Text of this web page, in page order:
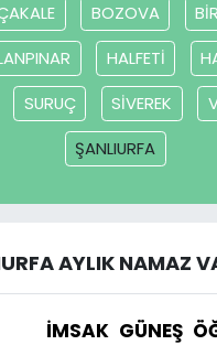
BOZOVA
HALFETİ
SURUÇ SİVEREK
ŞANLIURFA
AYLIK NAMAZ
İMSAK GÜNEŞ